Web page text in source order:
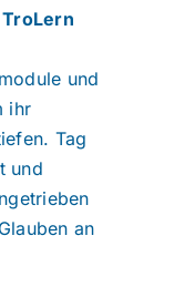
TroLern
und
ihr
Tag
und
an